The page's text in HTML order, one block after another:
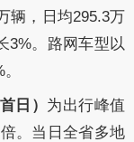
辆，日均295.3万
3%。路网车型以
日） 为出行峰值
。当日全省多地